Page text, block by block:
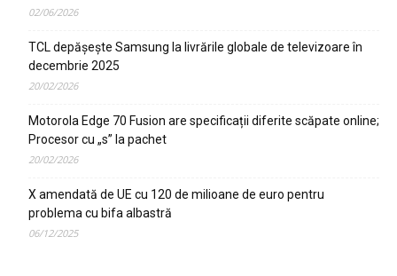
02/06/2026
TCL depășește Samsung la livrările globale de televizoare în
decembrie 2025
20/02/2026
Motorola Edge 70 Fusion are specificații diferite scăpate online;
Procesor cu „s” la pachet
20/02/2026
X amendată de UE cu 120 de milioane de euro pentru
problema cu bifa albastră
06/12/2025